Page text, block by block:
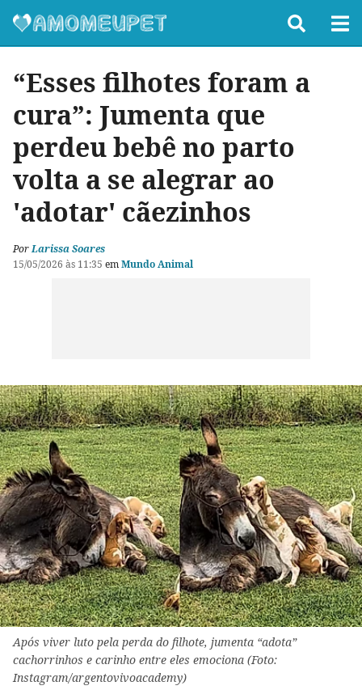
“Esses filhotes foram a
cura”: Jumenta que
perdeu bebê no parto
volta a se alegrar ao
'adotar' cãezinhos
PorLarissa Soares
15/05/2026 às 11:35 emMundo Animal
Após viver luto pela perda do filhote, jumenta “adota”
cachorrinhos e carinho entre eles emociona (Foto:
Instagram/argentovivoacademy)